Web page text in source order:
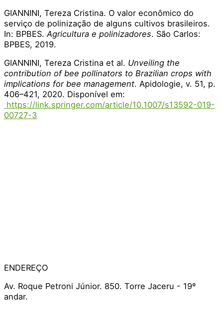
GIANNINI, Tereza Cristina. O valor econômico do
serviço de polinização de alguns cultivos brasileiros.
In: BPBES. Agricultura e polinizadores. São Carlos:
BPBES, 2019.
GIANNINI, Tereza Cristina et al. Unveiling the
contribution of bee pollinators to Brazilian crops with
implications for bee management. Apidologie, v. 51, p.
406–421, 2020. Disponível em:
https://link.springer.com/article/10.1007/s13592-019-
00727-3
ENDEREÇO
Av. Roque Petroni Júnior. 850. Torre Jaceru - 19º
andar.